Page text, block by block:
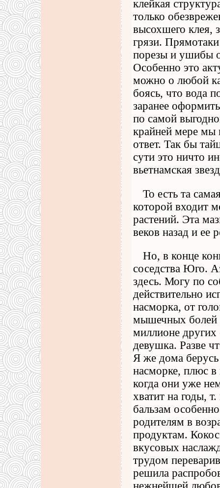
клейкая
только
высохшего клея,
грязи.
порезы и ушибы
Особенно это
можно о любой
боясь, что вода
заранее
по самой
крайней мере мы
ответ. Так бы
сути это ничто
вьетнамская
То есть та
которой входит
растений. Эта
веков назад и ее
Но, в конце
соседства Юго.
здесь. Могу по
действительно
насморка, от
мышечных болей
миллионе других
девушка. Разве
Я же дома
насморке, плюс в
когда они уже
хватит на годы,
бальзам
родителям в
продуктам.
вкусовых
трудом
решила